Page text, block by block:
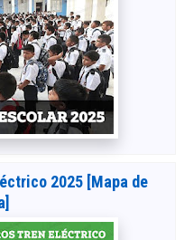
2025 [Mapa de